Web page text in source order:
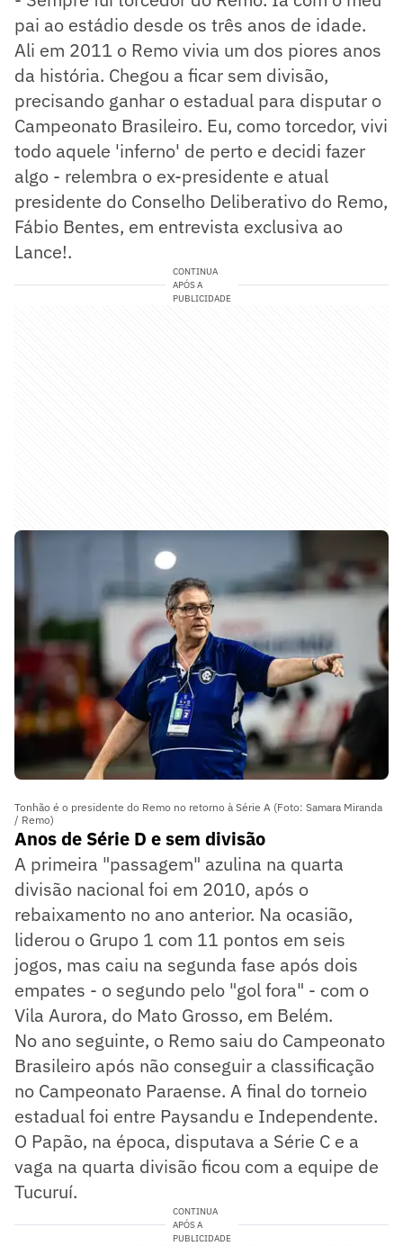
pai ao estádio desde os três anos de idade.
Ali em 2011 o Remo vivia um dos piores anos
da história. Chegou a ficar sem divisão,
precisando ganhar o estadual para disputar o
Campeonato Brasileiro. Eu, como torcedor, vivi
todo aquele 'inferno' de perto e decidi fazer
algo - relembra o ex-presidente e atual
presidente do Conselho Deliberativo do Remo,
Fábio Bentes, em entrevista exclusiva ao
Lance!.
CONTINUA
APÓS A
PUBLICIDADE
Tonhão é o presidente do Remo no retorno à Série A (Foto: Samara Miranda
/ Remo)
Anos de Série D e sem divisão
A primeira "passagem" azulina na quarta
divisão nacional foi em 2010, após o
rebaixamento no ano anterior. Na ocasião,
liderou o Grupo 1 com 11 pontos em seis
jogos, mas caiu na segunda fase após dois
empates - o segundo pelo "gol fora" - com o
Vila Aurora, do Mato Grosso, em Belém.
No ano seguinte, o Remo saiu do Campeonato
Brasileiro após não conseguir a classificação
no Campeonato Paraense. A final do torneio
estadual foi entre Paysandu e Independente.
O Papão, na época, disputava a Série C e a
vaga na quarta divisão ficou com a equipe de
Tucuruí.
CONTINUA
APÓS A
PUBLICIDADE